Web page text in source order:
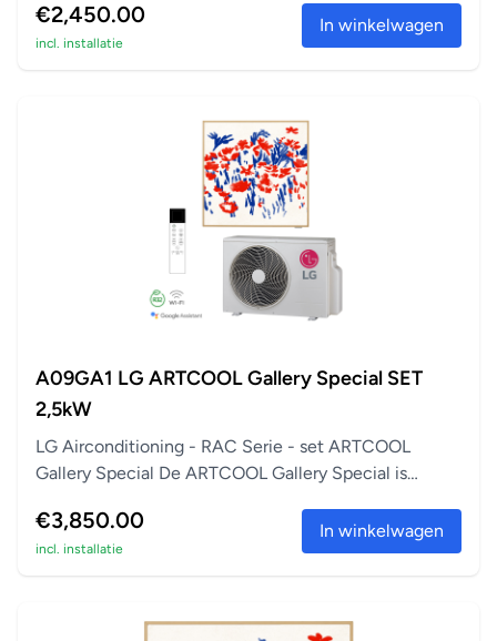
€2,450.00
incl. installatie
In winkelwagen
A09GA1 LG ARTCOOL Gallery Special SET
2,5kW
LG Airconditioning - RAC Serie - set ARTCOOL
Gallery Special De ARTCOOL Gallery Special is
€3,850.00
incl. installatie
In winkelwagen